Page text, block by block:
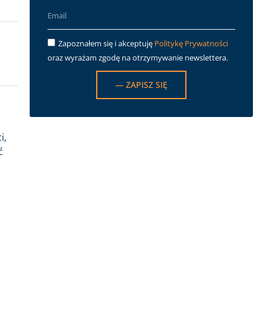
Zapoznałem się i akceptuję Politykę Prywatności
oraz wyrażam zgodę na otrzymywanie newslettera.
— ZAPISZ SIĘ